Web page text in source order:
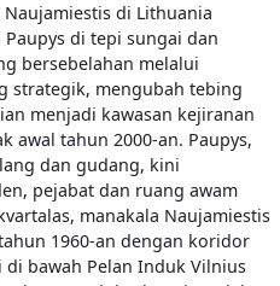
di Lithuania
di tepi sungai dan
bersebelahan melalui
strategik, mengubah tebing
menjadi kawasan kejiranan
awal tahun 2000-an. Paupys,
dan gudang, kini
pejabat dan ruang awam
manakala Naujamiestis
1960-an dengan koridor
bawah Pelan Induk Vilnius